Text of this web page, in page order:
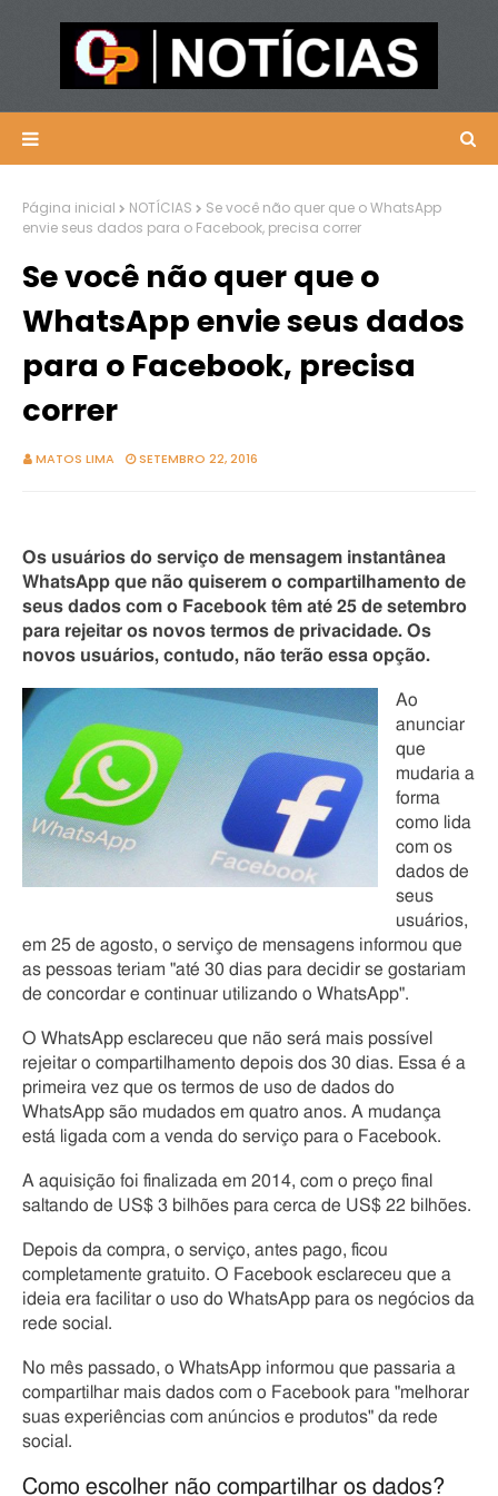
Página inicial NOTÍCIAS
Se você não quer que o WhatsApp
envie seus dados para o Facebook, precisa correr
Se você não quer que o
WhatsApp envie seus dados
para o Facebook, precisa
correr
MATOS LIMA SETEMBRO 22, 2016
Os usuários do serviço de mensagem instantânea
WhatsApp que não quiserem o compartilhamento de
seus dados com o Facebook têm até 25 de setembro
para rejeitar os novos termos de privacidade. Os
novos usuários, contudo, não terão essa opção.
Ao
anunciar
que
mudaria a
forma
como lida
com os
dados de
seus
usuários,
em 25 de agosto, o serviço de mensagens informou que
as pessoas teriam "até 30 dias para decidir se gostariam
de concordar e continuar utilizando o WhatsApp".
O WhatsApp esclareceu que não será mais possível
rejeitar o compartilhamento depois dos 30 dias. Essa é a
primeira vez que os termos de uso de dados do
WhatsApp são mudados em quatro anos. A mudança
está ligada com a venda do serviço para o Facebook.
A aquisição foi finalizada em 2014, com o preço final
saltando de US$ 3 bilhões para cerca de US$ 22 bilhões.
Depois da compra, o serviço, antes pago, ficou
completamente gratuito. O Facebook esclareceu que a
ideia era facilitar o uso do WhatsApp para os negócios da
rede social.
No mês passado, o WhatsApp informou que passaria a
compartilhar mais dados com o Facebook para "melhorar
suas experiências com anúncios e produtos" da rede
social.
Como escolher não compartilhar os dados?